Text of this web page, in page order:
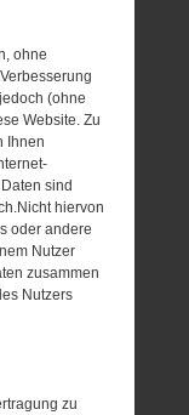
ohne
(ohne
Website. Zu
Ihnen
sind
hiervon
oder andere
Nutzer
zusammen
Nutzers
zu